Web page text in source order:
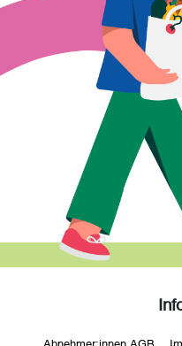
Abnehmer:innen AGB